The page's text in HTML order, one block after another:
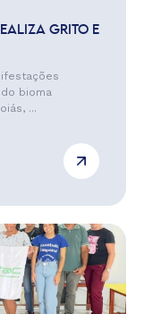
GRITO E
bioma
...